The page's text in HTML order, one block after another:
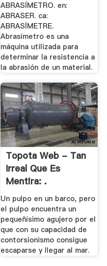
ABRASÍMETRO. en:
ABRASER. ca:
ABRASÍMETRE.
Abrasímetro es una
máquina utilizada para
determinar la resistencia a
la abrasión de un material.
Topota Web - Tan
Irreal Que Es
Mentira: .
Un pulpo en un barco, pero
el pulpo encuentra un
pequeñísimo agujero por el
que con su capacidad de
contorsionismo consigue
escaparse y llegar al mar.